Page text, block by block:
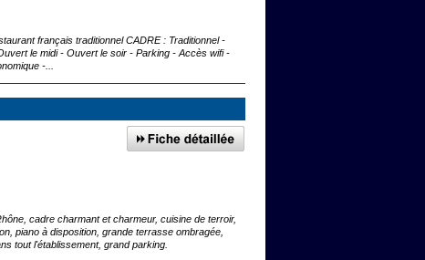
français traditionnel CADRE : Traditionnel -
le midi - Ouvert le soir - Parking - Accès wifi -
-...
cadre charmant et charmeur, cuisine de terroir,
piano à disposition, grande terrasse ombragée,
tout l'établissement, grand parking.